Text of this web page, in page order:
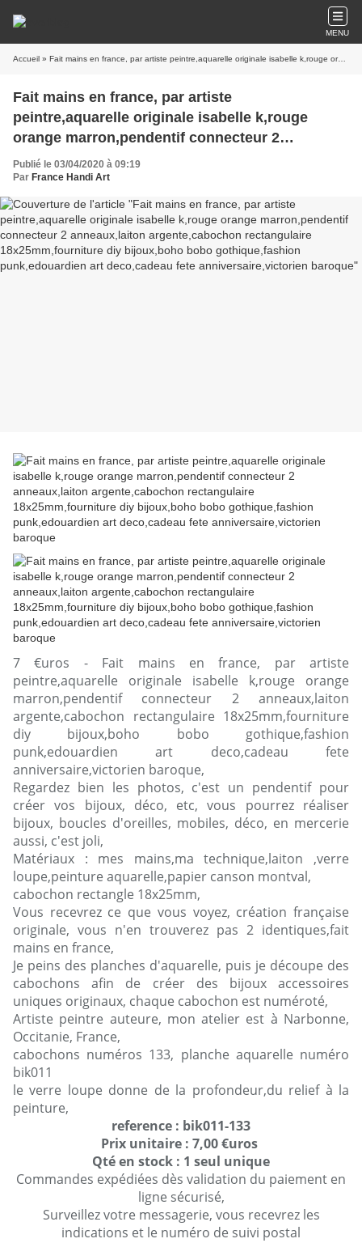
MENU
Accueil » Fait mains en france, par artiste peintre,aquarelle originale isabelle k,rouge orange marron,pendentif connecteur 2 anneaux,laiton argente,cabochon rectangulaire 18x25mm,fourniture diy bijoux,boho bobo gothique,fashion punk,edouardien art deco,cadeau fete anniversaire,victorien baroque
Fait mains en france, par artiste
peintre,aquarelle originale isabelle k,rouge
orange marron,pendentif connecteur 2
anneaux,laiton argente,cabochon rectangulaire
18x25mm,fourniture diy bijoux,boho bobo
gothique,fashion punk,edouardien art
deco,cadeau fete anniversaire,victorien baroque
Publié le 03/04/2020 à 09:19
Par France Handi Art
7 €uros - Fait mains en france, par artiste
peintre,aquarelle originale isabelle k,rouge orange
marron,pendentif connecteur 2 anneaux,laiton
argente,cabochon rectangulaire 18x25mm,fourniture
diy bijoux,boho bobo gothique,fashion
punk,edouardien art deco,cadeau fete
anniversaire,victorien baroque,
Regardez bien les photos, c'est un pendentif pour
créer vos bijoux, déco, etc, vous pourrez réaliser
bijoux, boucles d'oreilles, mobiles, déco, en mercerie
aussi, c'est joli,
Matériaux : mes mains,ma technique,laiton ,verre
loupe,peinture aquarelle,papier canson montval,
cabochon rectangle 18x25mm,
Vous recevrez ce que vous voyez, création française
originale, vous n'en trouverez pas 2 identiques,fait
mains en france,
Je peins des planches d'aquarelle, puis je découpe des
cabochons afin de créer des bijoux accessoires
uniques originaux, chaque cabochon est numéroté,
Artiste peintre auteure, mon atelier est à Narbonne,
Occitanie, France,
cabochons numéros 133, planche aquarelle numéro
bik011
le verre loupe donne de la profondeur,du relief à la
peinture,
reference : bik011-133
Prix unitaire : 7,00 €uros
Qté en stock : 1 seul unique
Commandes expédiées dès validation du paiement en
ligne sécurisé,
Surveillez votre messagerie, vous recevrez les
indications et le numéro de suivi postal